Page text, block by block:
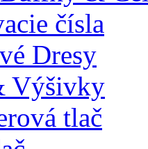
čísla
Dresy
Výšivky
tlač